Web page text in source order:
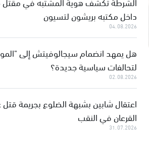
داخل مكتبه بريشون لتسيون
04.08.2026
هل يمهد انضمام سيجالوفيتش إلى
لتحالفات سياسية جديدة؟
02.08.2026
اعتقال شابين بشبهة الضلوع بجريمة قتل
القرعان في النقب
31.07.2026